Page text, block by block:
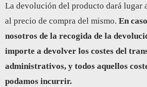
La devolución del producto dará lugar
al precio de compra del mismo. En
nosotros de la recogida de la
importe a devolver los costes del
administrativos, y todos aquellos
podamos incurrir.